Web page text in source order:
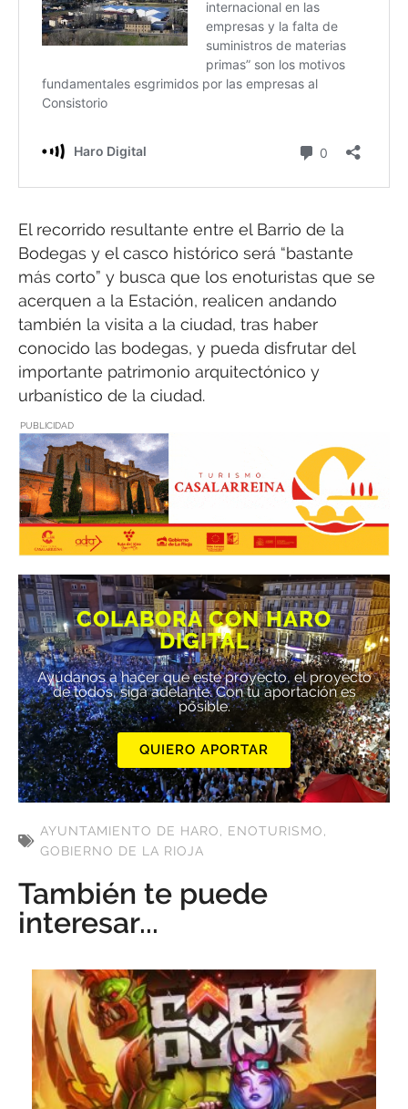
El recorrido resultante entre el Barrio de la
Bodegas y el casco histórico será “bastante
más corto” y busca que los enoturistas que se
acerquen a la Estación, realicen andando
también la visita a la ciudad, tras haber
conocido las bodegas, y pueda disfrutar del
importante patrimonio arquitectónico y
urbanístico de la ciudad.
PUBLICIDAD
COLABORA CON HARO
DIGITAL
Ayúdanos a hacer que este proyecto, el proyecto
de todos, siga adelante. Con tu aportación es
posible.
QUIERO APORTAR
AYUNTAMIENTO DE HARO, ENOTURISMO,
GOBIERNO DE LA RIOJA
También te puede
interesar...